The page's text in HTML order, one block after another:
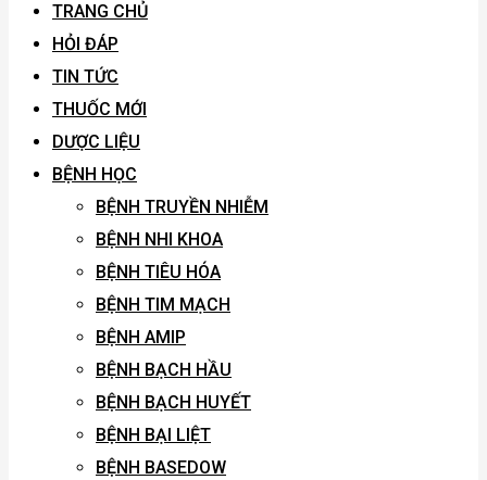
TRANG CHỦ
HỎI ĐÁP
TIN TỨC
THUỐC MỚI
DƯỢC LIỆU
BỆNH HỌC
BỆNH TRUYỀN NHIỄM
BỆNH NHI KHOA
BỆNH TIÊU HÓA
BỆNH TIM MẠCH
BỆNH AMIP
BỆNH BẠCH HẦU
BỆNH BẠCH HUYẾT
BỆNH BẠI LIỆT
BỆNH BASEDOW